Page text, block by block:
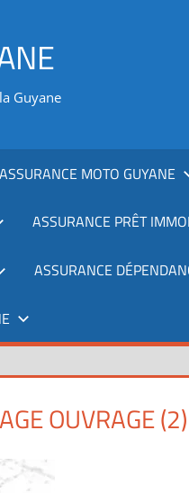
Guyane
ASSURANCE MOTO GUYANE
ASSURANCE PRÊT
ASSURANCE
OUVRAGE (2)